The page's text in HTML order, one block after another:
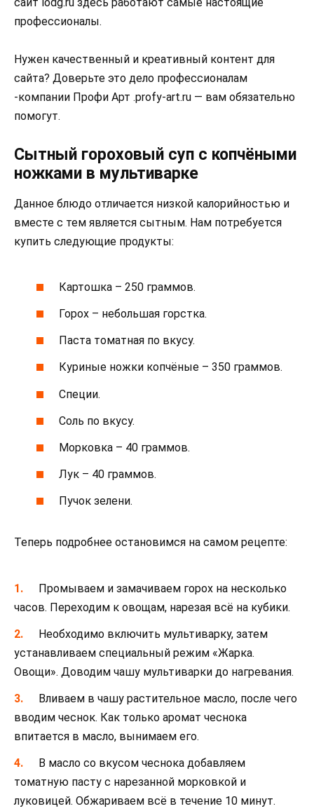
профессионалы.
Нужен качественный и креативный контент для
сайта? Доверьте это дело профессионалам
-компании Профи Арт .profy-art.ru — вам обязательно
помогут.
Сытный гороховый суп с копчёными
ножками в мультиварке
Данное блюдо отличается низкой калорийностью и
вместе с тем является сытным. Нам потребуется
купить следующие продукты:
Картошка – 250 граммов.
Горох – небольшая горстка.
Паста томатная по вкусу.
Куриные ножки копчёные – 350 граммов.
Специи.
Соль по вкусу.
Морковка – 40 граммов.
Лук – 40 граммов.
Пучок зелени.
Теперь подробнее остановимся на самом рецепте:
Промываем и замачиваем горох на несколько
часов. Переходим к овощам, нарезая всё на кубики.
Необходимо включить мультиварку, затем
устанавливаем специальный режим «Жарка.
Овощи». Доводим чашу мультиварки до нагревания.
Вливаем в чашу растительное масло, после чего
вводим чеснок. Как только аромат чеснока
впитается в масло, вынимаем его.
В масло со вкусом чеснока добавляем
томатную пасту с нарезанной морковкой и
луковицей. Обжариваем всё в течение 10 минут.